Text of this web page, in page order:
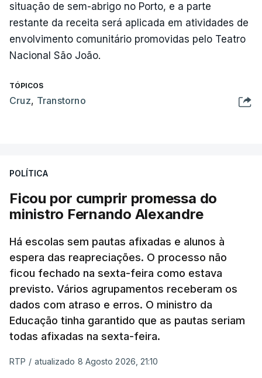
situação de sem-abrigo no Porto, e a parte
restante da receita será aplicada em atividades de
envolvimento comunitário promovidas pelo Teatro
Nacional São João.
TÓPICOS
Cruz, Transtorno
POLÍTICA
Ficou por cumprir promessa do
ministro Fernando Alexandre
Há escolas sem pautas afixadas e alunos à
espera das reapreciações. O processo não
ficou fechado na sexta-feira como estava
previsto. Vários agrupamentos receberam os
dados com atraso e erros. O ministro da
Educação tinha garantido que as pautas seriam
todas afixadas na sexta-feira.
RTP / atualizado 8 Agosto 2026, 21:10